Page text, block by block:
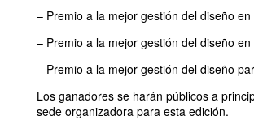
– Premio a la mejor gestión del diseño
– Premio a la mejor gestión del diseño
– Premio a la mejor gestión del diseño
Los ganadores se harán públicos a
sede organizadora para esta edición.